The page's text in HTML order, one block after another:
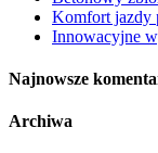
Komfort jazdy
Innowacyjne
Najnowsze
Archiwa